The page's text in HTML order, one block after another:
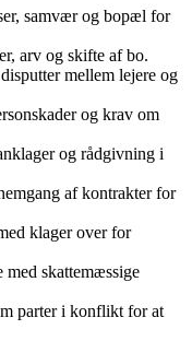
samvær og bopæl for
arv og skifte af bo.
mellem lejere og
og krav om
og rådgivning i
af kontrakter for
klager over for
skattemæssige
parter i konflikt for at